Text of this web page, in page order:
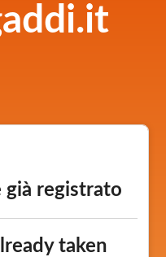
già registrato
taken